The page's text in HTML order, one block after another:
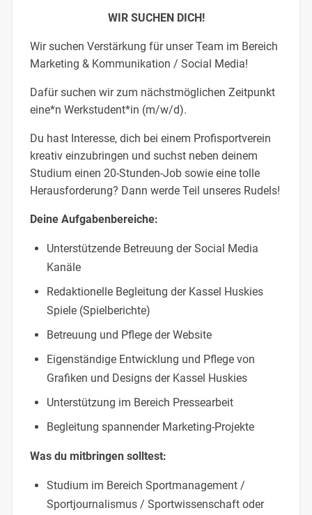
WIR SUCHEN DICH!
Wir suchen Verstärkung für unser Team im Bereich
Marketing & Kommunikation / Social Media!
Dafür suchen wir zum nächstmöglichen Zeitpunkt
eine*n Werkstudent*in (m/w/d).
Du hast Interesse, dich bei einem Profisportverein
kreativ einzubringen und suchst neben deinem
Studium einen 20-Stunden-Job sowie eine tolle
Herausforderung? Dann werde Teil unseres Rudels!
Deine Aufgabenbereiche:
Unterstützende Betreuung der Social Media
Kanäle
Redaktionelle Begleitung der Kassel Huskies
Spiele (Spielberichte)
Betreuung und Pflege der Website
Eigenständige Entwicklung und Pflege von
Grafiken und Designs der Kassel Huskies
Unterstützung im Bereich Pressearbeit
Begleitung spannender Marketing-Projekte
Was du mitbringen solltest:
Studium im Bereich Sportmanagement /
Sportjournalismus / Sportwissenschaft oder